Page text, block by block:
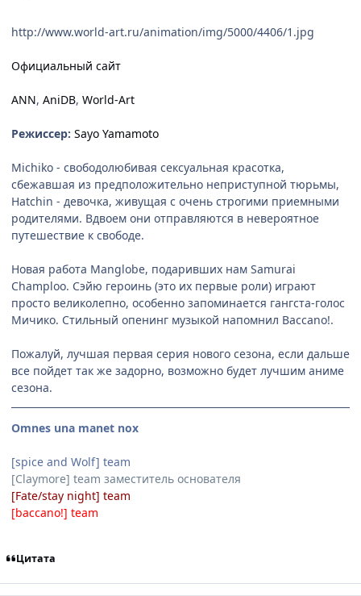
http://www.world-art.ru/animation/img/5000/4406/1.jpg
Официальный сайт
ANN, AniDB, World-Art
Режиссер: Sayo Yamamoto
Michiko - свободолюбивая сексуальная красотка,
сбежавшая из предположительно неприступной тюрьмы,
Hatchin - девочка, живущая с очень строгими приемными
родителями. Вдвоем они отправляются в невероятное
путешествие к свободе.
Новая работа Manglobe, подаривших нам Samurai
Champloo. Сэйю героинь (это их первые роли) играют
просто великолепно, особенно запоминается гангста-голос
Мичико. Стильный опенинг музыкой напомнил Baccano!.
Пожалуй, лучшая первая серия нового сезона, если дальше
все пойдет так же задорно, возможно будет лучшим аниме
сезона.
Omnes una manet nox
[spice and Wolf] team
[Claymore] team заместитель основателя
[Fate/stay night] team
[baccano!] team
Цитата